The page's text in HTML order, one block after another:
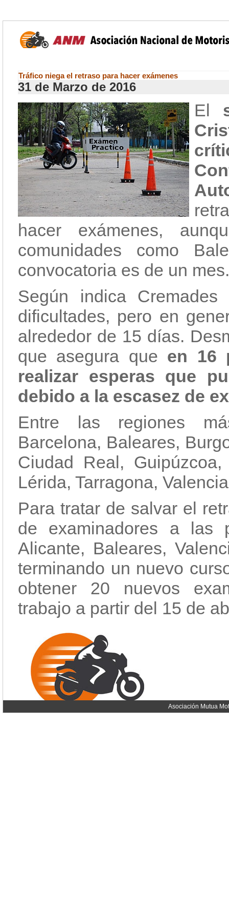
Tráfico niega el retraso para hacer exámenes
31 de Marzo de 2016
El
hacer exámenes,
comunidades como
convocatoria es de un mes.
Según indica
dificultades, pero en
alrededor de 15 días.
que asegura que en 16
realizar esperas que
debido a la escasez de
Entre las regiones
Barcelona, Baleares,
Ciudad Real,
Lérida, Tarragona,
Para tratar de salvar el
de examinadores a las
Alicante, Baleares,
terminando un nuevo
obtener 20 nuevos
trabajo a partir del 15 de
Asociación Mutua